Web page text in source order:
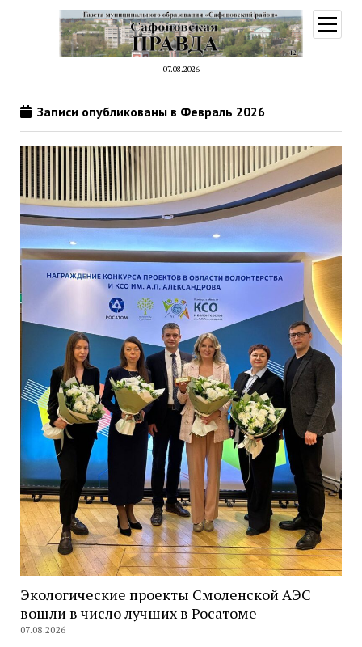
07.08.2026
меню
Записи опубликованы в Февраль 2026
Экологические проекты Смоленской АЭС
вошли в число лучших в Росатоме
07.08.2026